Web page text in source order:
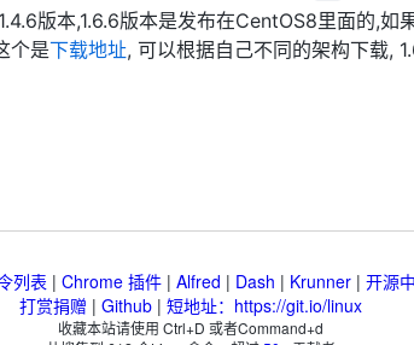
版本,1.6.6版本是发布在CentOS8里面的,
个是下载地址, 可以根据自己不同的架构下载,
列表 | Chrome 插件| Alfred | Dash | Krunner| 开源
打赏捐赠 | Github | 短地址：https://git.io/linux
收藏本站请使用 Ctrl+D 或者Command+d